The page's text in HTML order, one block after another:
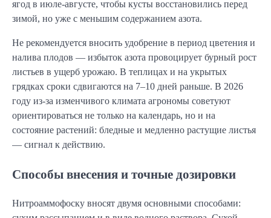
ягод в июле-августе, чтобы кусты восстановились перед
зимой, но уже с меньшим содержанием азота.
Не рекомендуется вносить удобрение в период цветения и
налива плодов — избыток азота провоцирует бурный рост
листьев в ущерб урожаю. В теплицах и на укрытых
грядках сроки сдвигаются на 7–10 дней раньше. В 2026
году из-за изменчивого климата агрономы советуют
ориентироваться не только на календарь, но и на
состояние растений: бледные и медленно растущие листья
— сигнал к действию.
Способы внесения и точные дозировки
Нитроаммофоску вносят двумя основными способами: